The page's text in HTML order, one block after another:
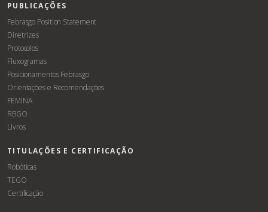
PUBLICAÇÕES
Febrasgo Position Statement
Diretrizes
Protocolos
Fluxogramas
Posicionamentos Febrasgo
Orientações e Recomendações
FEMINA
RBGO
Livros
TITULAÇÕES E CERTIFICAÇÃO
Robóticas
TEGO
Certificação